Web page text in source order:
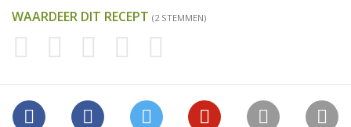
WAARDEER DIT RECEPT (2 STEMMEN)